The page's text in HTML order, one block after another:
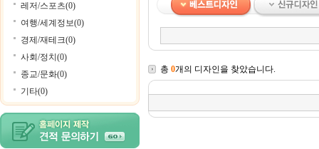
레저/스포츠(0)
여행/세계정보(0)
경제/재테크(0)
사회/정치(0)
종교/문화(0)
기타(0)
총 0개의 디자인을 찾았습니다.